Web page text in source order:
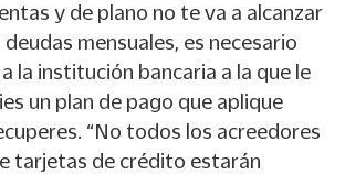
y de plano no te va a alcanzar
mensuales, es necesario
la institución bancaria a la que le
un plan de pago que aplique
“No todos los acreedores
tarjetas de crédito estarán